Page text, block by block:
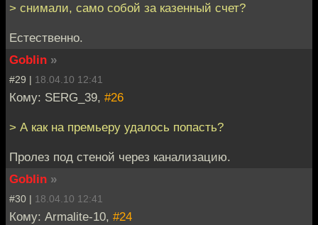
> снимали, само собой за казенный счет?
Естественно.
Goblin »
#29 | 18.04.10 12:41
Кому: SERG_39, #26
> А как на премьеру удалось попасть?
Пролез под стеной через канализацию.
Goblin »
#30 | 18.04.10 12:41
Кому: Armalite-10, #24